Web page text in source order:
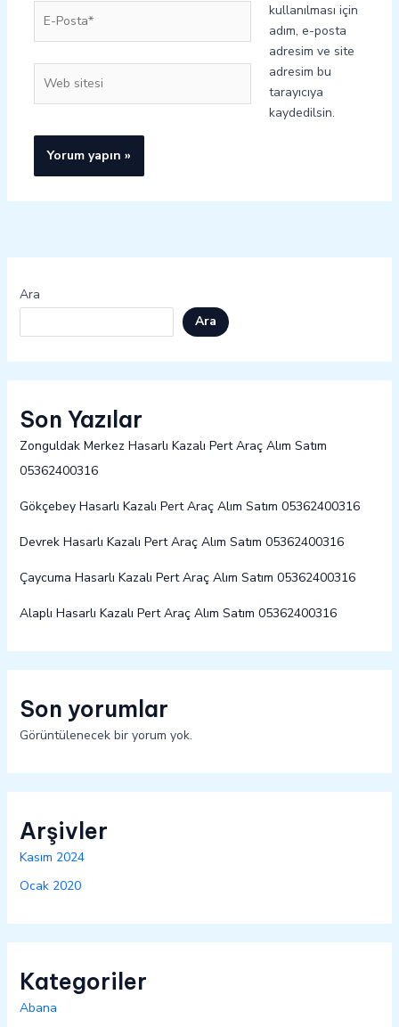
Posta*
sitesi
kullanılması için
adım, e-posta
adresim ve site
adresim bu
tarayıcıya
kaydedilsin.
Ara
Ara
Son Yazılar
Zonguldak Merkez Hasarlı Kazalı Pert Araç Alım Satım
05362400316
Gökçebey Hasarlı Kazalı Pert Araç Alım Satım 05362400316
Devrek Hasarlı Kazalı Pert Araç Alım Satım 05362400316
Çaycuma Hasarlı Kazalı Pert Araç Alım Satım 05362400316
Alaplı Hasarlı Kazalı Pert Araç Alım Satım 05362400316
Son yorumlar
Görüntülenecek bir yorum yok.
Arşivler
Kasım 2024
Ocak 2020
Kategoriler
Abana